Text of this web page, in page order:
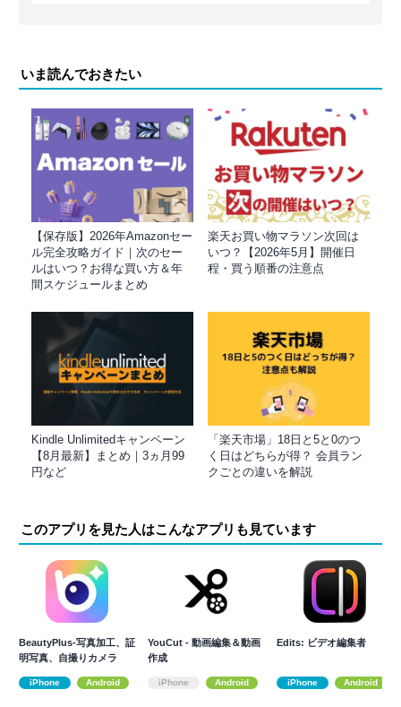
いま読んでおきたい
【保存版】2026年Amazonセー
ル完全攻略ガイド｜次のセー
ルはいつ？お得な買い方＆年
間スケジュールまとめ
楽天お買い物マラソン次回は
いつ？【2026年5月】開催日
程・買う順番の注意点
Kindle Unlimitedキャンペーン
【8月最新】まとめ｜3ヵ月99
円など
「楽天市場」18日と5と0のつ
く日はどちらが得？ 会員ラン
クごとの違いを解説
このアプリを見た人はこんなアプリも見ています
BeautyPlus-写真加工、証
明写真、自撮りカメラ
iPhone Android
YouCut - 動画編集＆動画
作成
iPhone Android
Edits: ビデオ編集者
iPhone Android